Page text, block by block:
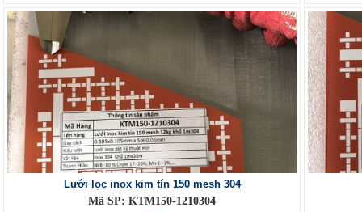
Lưới lọc inox kim tín 150 mesh 304
Mã SP: KTM150-1210304